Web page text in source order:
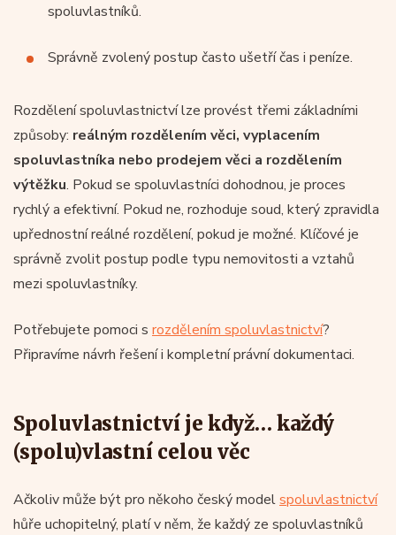
spoluvlastníků.
Správně zvolený postup často ušetří čas i peníze.
Rozdělení spoluvlastnictví lze provést třemi základními
způsoby: reálným rozdělením věci, vyplacením
spoluvlastníka nebo prodejem věci a rozdělením
výtěžku. Pokud se spoluvlastníci dohodnou, je proces
rychlý a efektivní. Pokud ne, rozhoduje soud, který zpravidla
upřednostní reálné rozdělení, pokud je možné. Klíčové je
správně zvolit postup podle typu nemovitosti a vztahů
mezi spoluvlastníky.
Potřebujete pomoci s rozdělením spoluvlastnictví?
Připravíme návrh řešení i kompletní právní dokumentaci.
Spoluvlastnictví je když… každý
(spolu)vlastní celou věc
Ačkoliv může být pro někoho český modelspoluvlastnictví
hůře uchopitelný, platí v něm, že každý ze spoluvlastníků